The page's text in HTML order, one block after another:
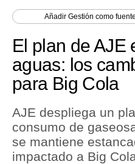
Perú
Política
Finanzas Personales
Inmobiliarias
AñadirGestión como
El plan de AJE
aguas: los
para Big Cola
AJE despliega un
consumo de
se mantiene
impactado a Big